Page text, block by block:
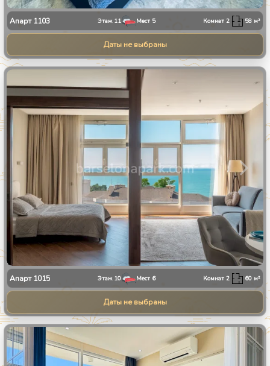
Апарт 1103 Этаж 11 Мест 5 Комнат2 58 м²
Даты не выбраны
25
Апарт 1015 Этаж 10 Мест 6 Комнат2 60 м²
Даты не выбраны